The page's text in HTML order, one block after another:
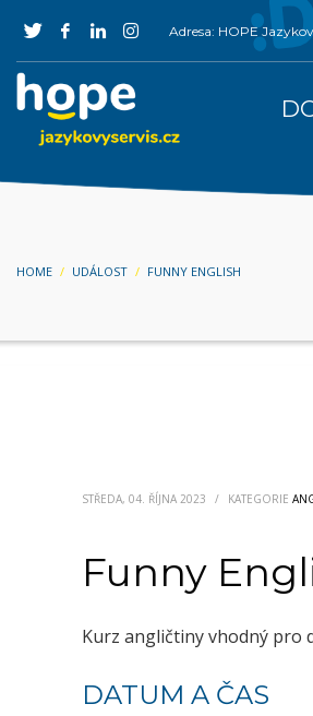
Adresa: HOPE
HOME UDÁLOST FUNNY ENGLISH
STŘEDA, 04. ŘÍJNA 2023 / KATEGORIE
Funny
Kurz angličtiny vhodný pro
DATUM A ČAS